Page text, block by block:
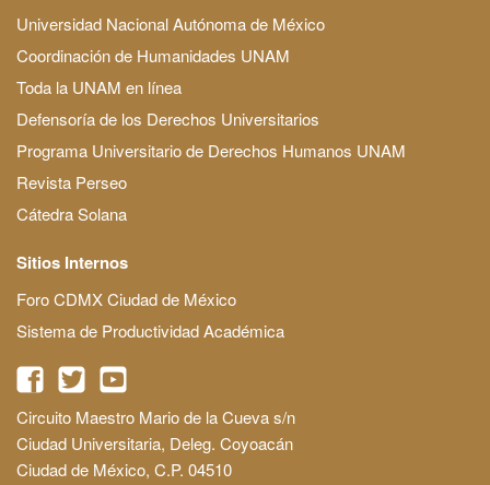
Universidad Nacional Autónoma de México
Coordinación de Humanidades UNAM
Toda la UNAM en línea
Defensoría de los Derechos Universitarios
Programa Universitario de Derechos Humanos UNAM
Revista Perseo
Cátedra Solana
Sitios Internos
Foro CDMX Ciudad de México
Sistema de Productividad Académica
Circuito Maestro Mario de la Cueva s/n
Ciudad Universitaria, Deleg. Coyoacán
Ciudad de México, C.P. 04510